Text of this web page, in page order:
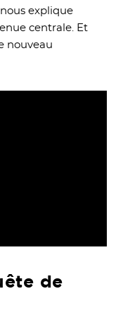
explique
centrale. Et
nouveau
de